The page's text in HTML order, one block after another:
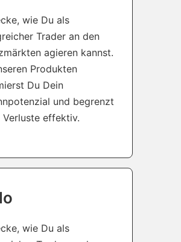
wie Du als
Trader an den
agieren kannst.
Produkten
Du Dein
und begrenzt
Verluste effektiv.
wie Du als